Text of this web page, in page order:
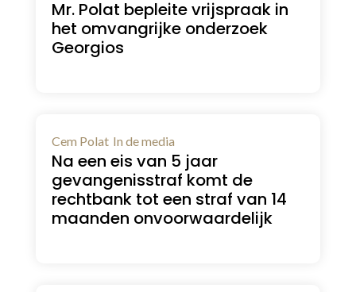
Mr. Polat bepleite vrijspraak in
het omvangrijke onderzoek
Georgios
Cem Polat In de media
Na een eis van 5 jaar
gevangenisstraf komt de
rechtbank tot een straf van 14
maanden onvoorwaardelijk